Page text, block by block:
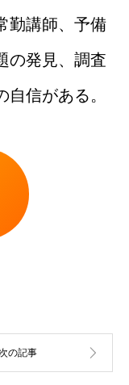
勤講師、予備
の発見、調査
信がある。